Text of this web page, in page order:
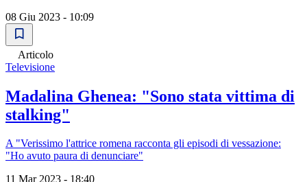
08 Giu 2023 - 10:09
Articolo
Televisione
Madalina Ghenea: "Sono stata vittima di
stalking"
A "Verissimo l'attrice romena racconta gli episodi di vessazione:
"Ho avuto paura di denunciare"
11 Mar 2023 - 18:40